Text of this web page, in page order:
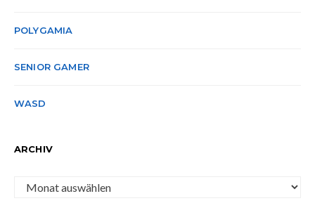
POLYGAMIA
SENIOR GAMER
WASD
ARCHIV
Archiv